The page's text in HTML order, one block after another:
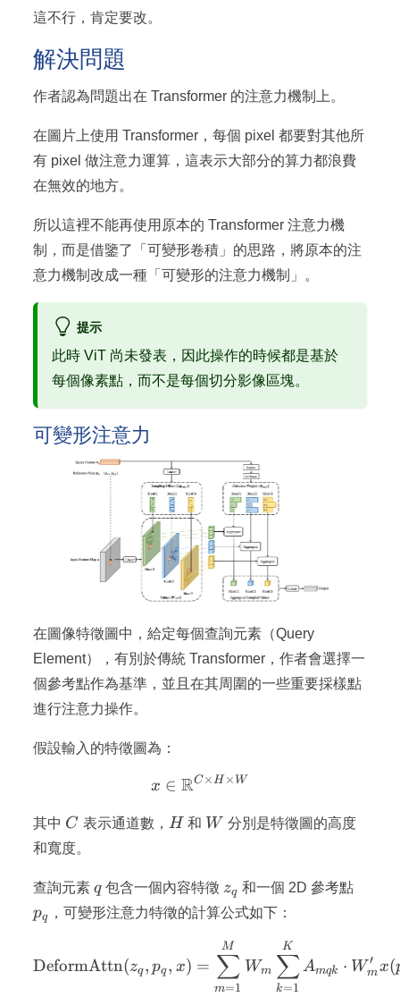
這不行，肯定要改。
解決問題
作者認為問題出在 Transformer 的注意力機制上。
在圖片上使用 Transformer，每個 pixel 都要對其他所
有 pixel 做注意力運算，這表示大部分的算力都浪費
在無效的地方。
所以這裡不能再使用原本的 Transformer 注意力機
制，而是借鑒了「可變形卷積」的思路，將原本的注
意力機制改成一種「可變形的注意力機制」。
提示
此時 ViT 尚未發表，因此操作的時候都是基於
每個像素點，而不是每個切分影像區塊。
可變形注意力
在圖像特徵圖中，給定每個查詢元素（Query
Element），有別於傳統 Transformer，作者會選擇一
個參考點作為基準，並且在其周圍的一些重要採樣點
進行注意力操作。
假設輸入的特徵圖為：
x \in \mathbb{R}^{C
x ∈ RC ×H ×W
其中 C
C 表示通道數， H
H 和 W
W 分別是特徵圖的高度
和寬度。
查詢元素q
q 包含一個內容特徵 z_q
zq 和一個 2D 參考點p_q
pq ，可變形注意力特徵的計算公式如下：
DeformAttn(zq, pq, x) =
m=1
∑
M
Wm
k=1
∑
K
Amqk ⋅ Wm
′ x(